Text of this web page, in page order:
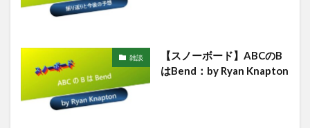
雑談
【スノーボード】ABCのB
はBend：by Ryan Knapton